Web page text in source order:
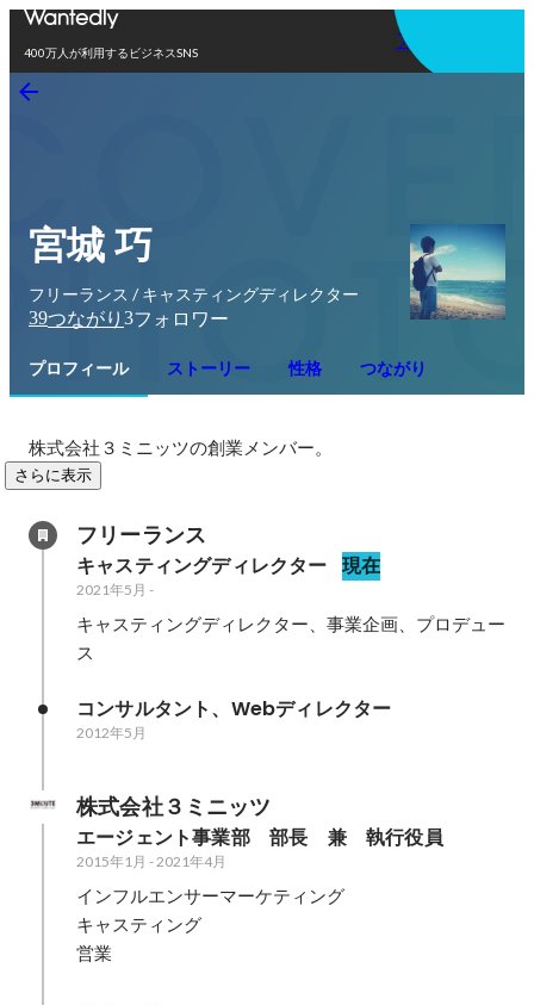
400万人が利用するビジネスSNS
アプリを使う
宮城 巧
フリーランス / キャスティングディレクター
39つながり 3フォロワー
プロフィール ストーリー 性格 つながり
株式会社３ミニッツの創業メンバー。
さらに表示
フリーランス
キャスティングディレクター 現在
2021年5月 -
キャスティングディレクター、事業企画、プロデュー
ス
コンサルタント、Webディレクター
2012年5月
株式会社３ミニッツ
エージェント事業部　部長　兼　執行役員
2015年1月 -2021年4月
インフルエンサーマーケティング
キャスティング
営業